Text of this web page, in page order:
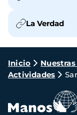
La Verdad
Ruta
de
navegación
Inicio
Actividades